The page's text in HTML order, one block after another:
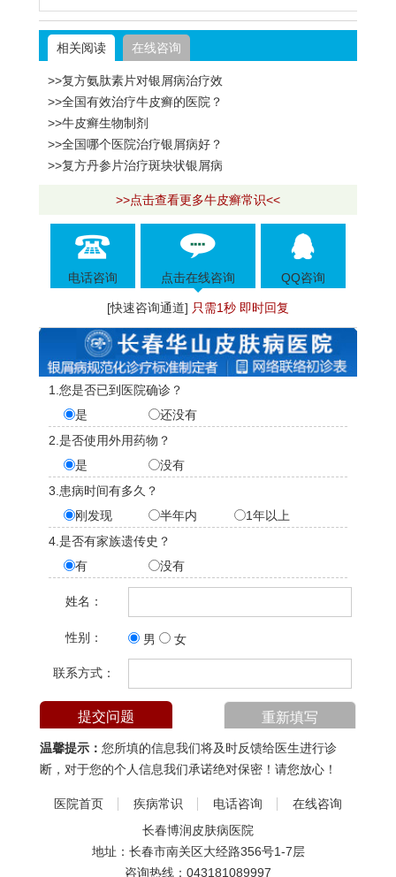
相关阅读 在线咨询
>>复方氨肽素片对银屑病治疗效
>>全国有效治疗牛皮癣的医院？
>>牛皮癣生物制剂
>>全国哪个医院治疗银屑病好？
>>复方丹参片治疗斑块状银屑病
>>点击查看更多牛皮癣常识<<
电话咨询 点击在线咨询 QQ咨询
[快速咨询通道] 只需1秒 即时回复
1.您是否已到医院确诊？
是
还没有
2.是否使用外用药物？
是
没有
3.患病时间有多久？
刚发现
半年内
1年以上
4.是否有家族遗传史？
有
没有
姓名：
性别： 男 女
联系方式：
温馨提示： 您所填的信息我们将及时反馈给医生进行诊
断，对于您的个人信息我们承诺绝对保密！请您放心！
医院首页 疾病常识 电话咨询
在线咨询
长春博润皮肤病医院
地址：长春市南关区大经路356号1-7层
咨询热线： 043181089997